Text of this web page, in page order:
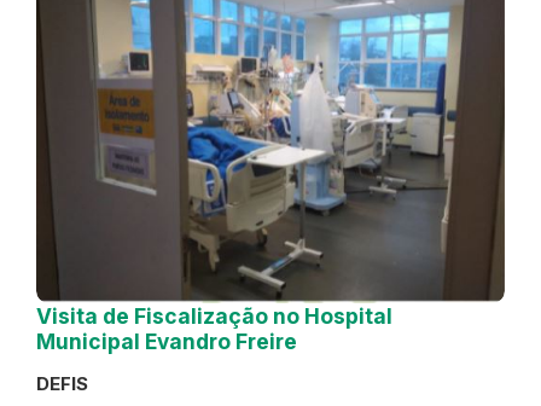
Visita de Fiscalização no Hospital
Municipal Evandro Freire
DEFIS